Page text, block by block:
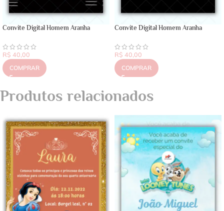
Convite Digital Homem Aranha
R$ 40,00
COMPRAR
Convite Digital Homem Aranha
R$ 40,00
COMPRAR
Produtos relacionados